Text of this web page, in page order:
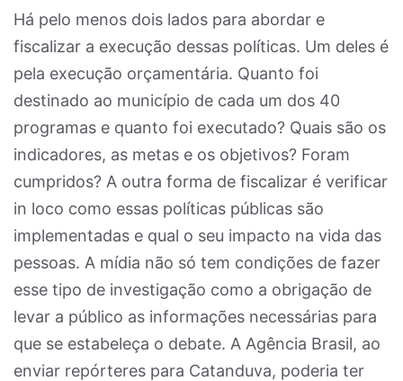
Há pelo menos dois lados para abordar e
fiscalizar a execução dessas políticas. Um deles é
pela execução orçamentária. Quanto foi
destinado ao município de cada um dos 40
programas e quanto foi executado? Quais são os
indicadores, as metas e os objetivos? Foram
cumpridos? A outra forma de fiscalizar é verificar
in loco como essas políticas públicas são
implementadas e qual o seu impacto na vida das
pessoas. A mídia não só tem condições de fazer
esse tipo de investigação como a obrigação de
levar a público as informações necessárias para
que se estabeleça o debate. A Agência Brasil, ao
enviar repórteres para Catanduva, poderia ter